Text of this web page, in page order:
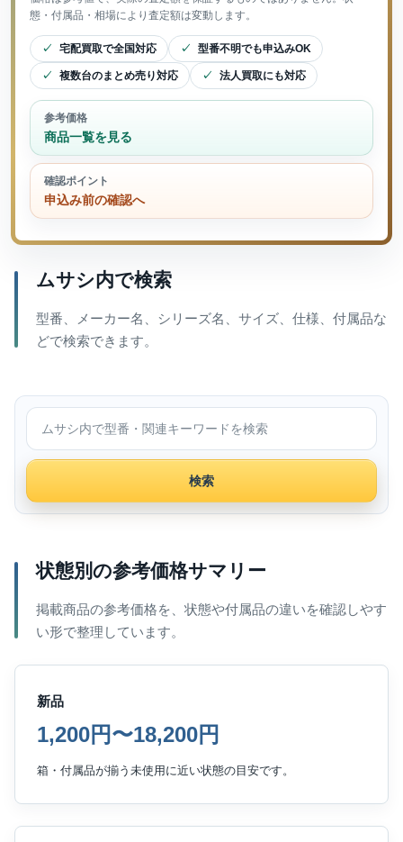
態・付属品・相場により査定額は変動します。
宅配買取で全国対応 型番不明でも申込みOK
複数台のまとめ売り対応 法人買取にも対応
参考価格
商品一覧を見る
確認ポイント
申込み前の確認へ
ムサシ内で検索
型番、メーカー名、シリーズ名、サイズ、仕様、付属品な
どで検索できます。
ムサシ内で検索
検索
状態別の参考価格サマリー
掲載商品の参考価格を、状態や付属品の違いを確認しやす
い形で整理しています。
新品
1,200円〜18,200円
箱・付属品が揃う未使用に近い状態の目安です。